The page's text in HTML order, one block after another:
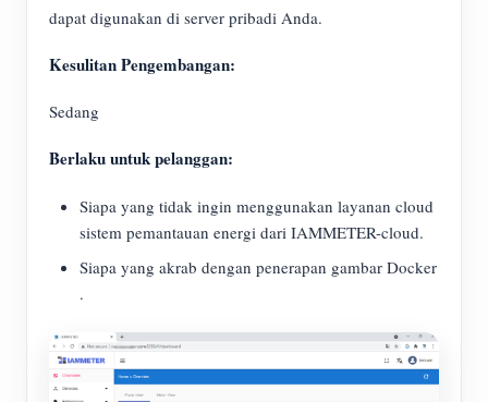
dapat digunakan di server pribadi Anda.
Kesulitan Pengembangan:
Sedang
Berlaku untuk pelanggan:
Siapa yang tidak ingin menggunakan layanan cloud
sistem pemantauan energi dari IAMMETER-cloud.
Siapa yang akrab dengan penerapan gambar Docker
.